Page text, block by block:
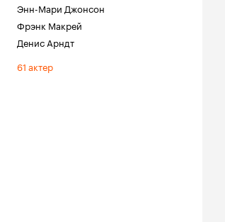
Энн-Мари Джонсон
Фрэнк Макрей
Денис Арндт
61 актер